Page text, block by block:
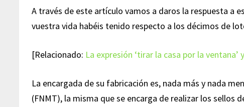
A través de este artículo vamos a daros la respuesta a
vuestra vida habéis tenido respecto a los décimos de
[Relacionado: La expresión ‘tirar la casa por la
La encargada de su fabricación es, nada más y nada
(FNMT), la misma que se encarga de realizar los sellos